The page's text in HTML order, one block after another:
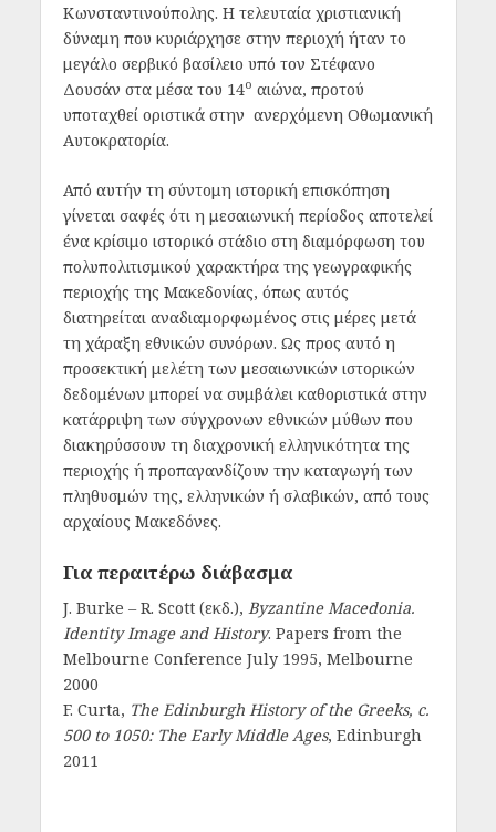
Κωνσταντινούπολης. Η τελευταία χριστιανική
δύναμη που κυριάρχησε στην περιοχή ήταν το
μεγάλο σερβικό βασίλειο υπό τον Στέφανο
Δουσάν στα μέσα του 14ο αιώνα, προτού
υποταχθεί οριστικά στην ανερχόμενη Οθωμανική
Αυτοκρατορία.
Από αυτήν τη σύντομη ιστορική επισκόπηση
γίνεται σαφές ότι η μεσαιωνική περίοδος αποτελεί
ένα κρίσιμο ιστορικό στάδιο στη διαμόρφωση του
πολυπολιτισμικού χαρακτήρα της γεωγραφικής
περιοχής της Μακεδονίας, όπως αυτός
διατηρείται αναδιαμορφωμένος στις μέρες μετά
τη χάραξη εθνικών συνόρων. Ως προς αυτό η
προσεκτική μελέτη των μεσαιωνικών ιστορικών
δεδομένων μπορεί να συμβάλει καθοριστικά στην
κατάρριψη των σύγχρονων εθνικών μύθων που
διακηρύσσουν τη διαχρονική ελληνικότητα της
περιοχής ή προπαγανδίζουν την καταγωγή των
πληθυσμών της, ελληνικών ή σλαβικών, από τους
αρχαίους Μακεδόνες.
Για περαιτέρω διάβασμα
J. Burke – R. Scott (εκδ.), Byzantine Macedonia.
Identity Image and History. Papers from the
Melbourne Conference July 1995, Melbourne
2000
F. Curta, The Edinburgh History of the Greeks, c.
500 to 1050: The Early Middle Ages, Edinburgh
2011